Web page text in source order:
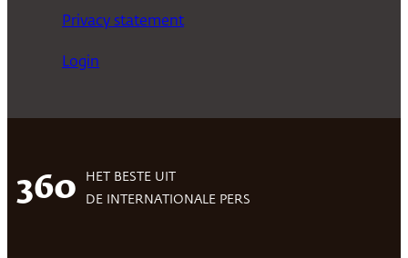
Privacy statement
Login
360
HET BESTE UIT
DE INTERNATIONALE PERS